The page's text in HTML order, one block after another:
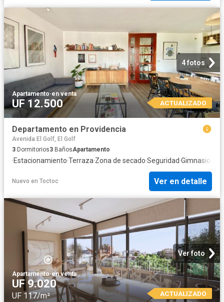
4 fotos
Apartamento·en venta
UF 12.500 ACTUALIZADO
Departamento en Providencia
Avenida El Golf, El Golf
3 Dormitorios3 BañosApartamento
·Estacionamiento·Terraza·Zona de secado·Seguridad·Gimnasio
Nuevo en Toctoc Ver en detalle
Ver foto
Apartamento·en venta
UF 9.020
UF 117/m² ACTUALIZADO